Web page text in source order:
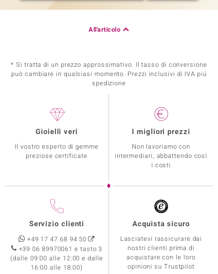
All'articolo
* Si tratta di un prezzo approssimativo. Il tasso di conversione
può cambiare in qualsiasi momento. Prezzi inclusivi di IVA piú
spedizione
Gioielli veri
Il vostro esperto di gemme
preziose certificate
I migliori prezzi
Non lavoriamo con
intermediari, abbattendo così
i costi
Servizio clienti
+49 17 47 68 94 50
+39 06 89970061 e tasto 3
(dalle 09:00 alle 12:00 e dalle
16:00 alle 18:00)
Acquista sicuro
Lasciatevi rassicurare dai
nostri clienti prima di
acquistare con le loro
opinioni su Trustpilot